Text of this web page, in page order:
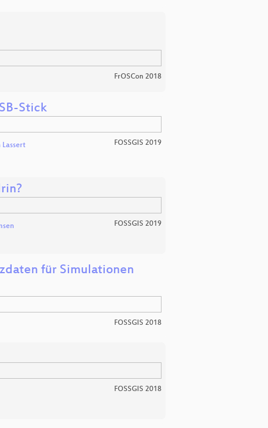
FrOSCon 2018
Stick
Lassert FOSSGIS 2019
FOSSGIS 2019
für Simulationen
FOSSGIS 2018
FOSSGIS 2018